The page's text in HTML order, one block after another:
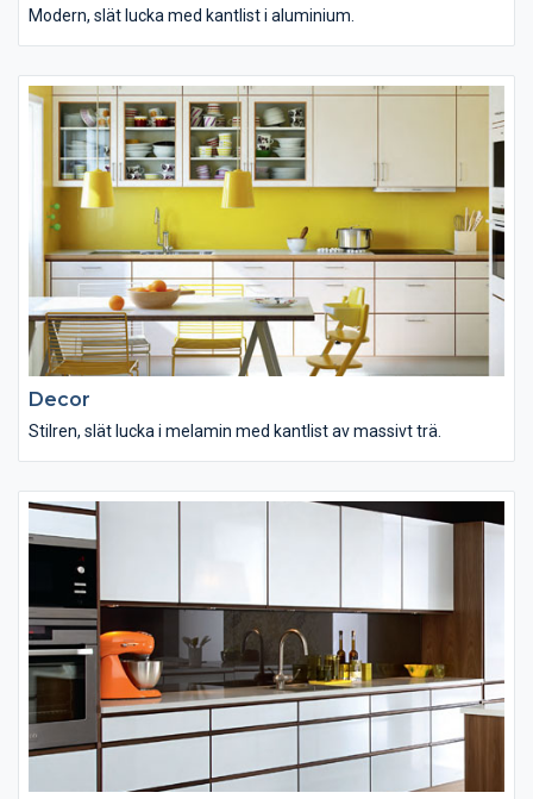
Modern, slät lucka med kantlist i aluminium.
Decor
Stilren, slät lucka i melamin med kantlist av massivt trä.